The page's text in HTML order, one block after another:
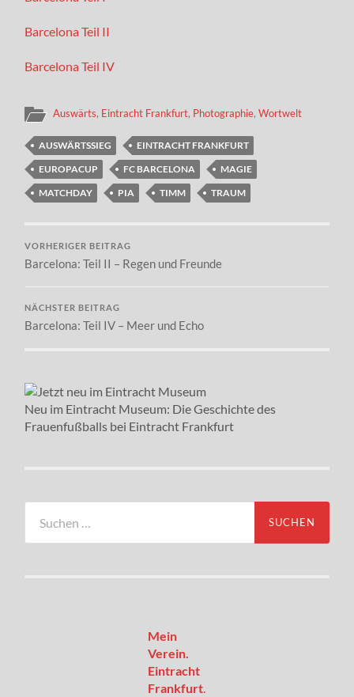
Barcelona Teil II
Barcelona Teil IV
Auswärts, Eintracht Frankfurt, Photographie,Wortwelt
AUSWÄRTSSIEG
EINTRACHT FRANKFURT
EUROPACUP
FC BARCELONA
MAGIE
MATCHDAY
PIA TIMM TRAUM
VORHERIGER BEITRAG
Barcelona: Teil II – Regen und Freunde
NÄCHSTER BEITRAG
Barcelona: Teil IV – Meer und Echo
Neu im Eintracht Museum: Die Geschichte des
Frauenfußballs bei Eintracht Frankfurt
nach:
Mein
Verein.
Eintracht
Frankfurt.